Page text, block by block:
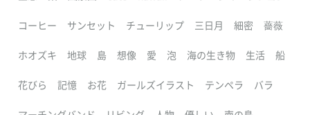
コーヒー サンセット チューリップ 三日月 細密 薔薇
ホオズキ 地球 島 想像 愛 泡 海の生き物 生活 船
花びら 記憶 お花 ガールズイラスト テンペラ バラ